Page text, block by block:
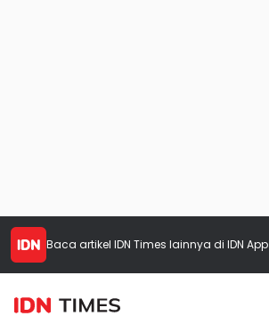
Baca artikel IDN Times lainnya di IDN App